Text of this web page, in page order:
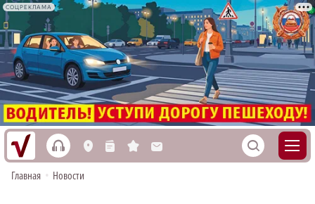
СОЦРЕКЛАМА
h L n s M S
Главная • Новости